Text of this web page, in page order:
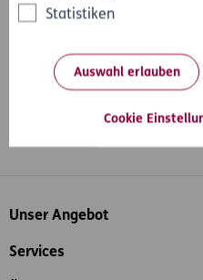
Statistiken
Auswahl erlauben
Cookie
Inhaltsübersicht
Unser Angebot
Services